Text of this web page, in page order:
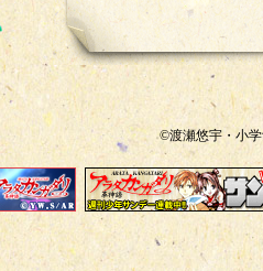
©渡瀬悠宇・小